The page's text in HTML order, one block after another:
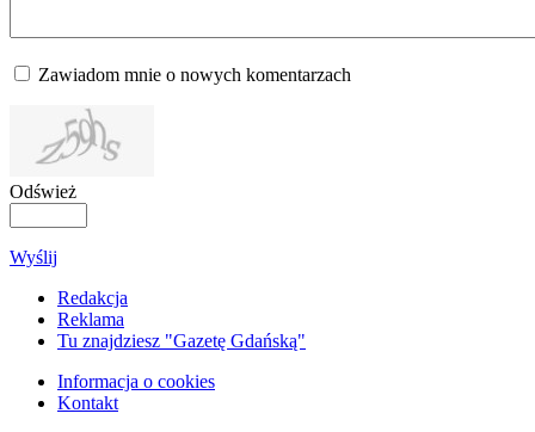
Zawiadom mnie o nowych komentarzach
Odśwież
Wyślij
Redakcja
Reklama
Tu znajdziesz "Gazetę Gdańską"
Informacja o cookies
Kontakt